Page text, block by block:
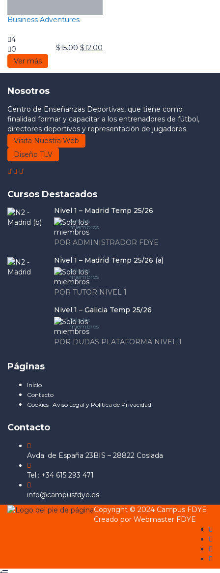
Business Adventures
4
0
$15.00 $12.00
Ver más
Nosotros
Centro de Enseñanzas Deportivas, que tiene como
finalidad formar y capacitar a los entrenadores de fútbol,
directores deportivos y representación de jugadores.
Visita Nuestra Web
Diseño TLV
Cursos Destacados
Nivel 1 – Madrid Temp 25/26
Solo los
miembros
POR ADMINISTRADOR FDYE
Nivel 1 – Madrid Temp 25/26 (a)
Solo los
miembros
POR TUTOR NIVEL 1
Nivel 1 – Galicia Temp 25/26
Solo los
miembros
POR DUDAS PLATAFORMA NIVEL 1
Páginas
Inicio
Contacto
Cookies- Aviso Legal y Política de Privacidad
Contacto
Avda. de España 23BIS – 28822 Coslada
Tel.: +34 615 293 471
info@campusfdye.es
Copyright © 2024 Campus FDYE
Creado por Webmaster FDYE